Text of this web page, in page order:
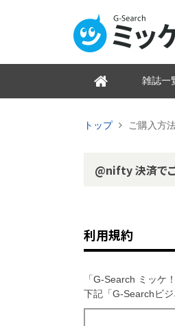
雑誌一
トップ ご購入方
@nifty 決済で
利用規約
「G-Search ミッケ
下記「G-Searchビ